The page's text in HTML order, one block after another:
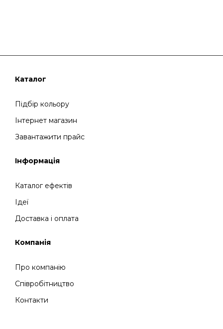
Каталог
Підбір кольору
Інтернет магазин
Завантажити прайс
Інформація
Каталог ефектів
Ідеї
Доставка і оплата
Компанія
Про компанію
Співробітництво
Контакти